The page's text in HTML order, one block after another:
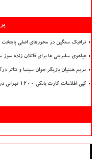
ترافیک سنگین در محورهای اصلی پایتخت
هیاهوی سلبریتی ها برای قاتلان زنده سوز
مریم همتیان بازیگر جوان سینما و تئاتر
کپی اطلاعات کارت بانکی ۱۲۰۰ تهرانی در پوشش فروشنده میوه